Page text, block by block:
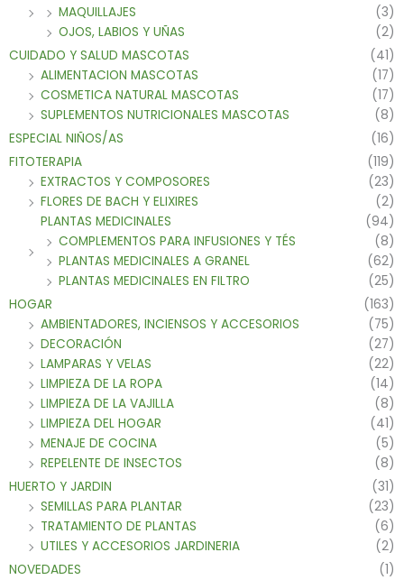
MAQUILLAJES
(3)
OJOS, LABIOS Y UÑAS
(2)
CUIDADO Y SALUD MASCOTAS
(41)
ALIMENTACION MASCOTAS
(17)
COSMETICA NATURAL MASCOTAS
(17)
SUPLEMENTOS NUTRICIONALES MASCOTAS
(8)
ESPECIAL NIÑOS/AS
(16)
FITOTERAPIA
(119)
EXTRACTOS Y COMPOSORES
(23)
FLORES DE BACH Y ELIXIRES
(2)
PLANTAS MEDICINALES
(94)
COMPLEMENTOS PARA INFUSIONES Y TÉS
(8)
PLANTAS MEDICINALES A GRANEL
(62)
PLANTAS MEDICINALES EN FILTRO
(25)
HOGAR
(163)
AMBIENTADORES, INCIENSOS Y ACCESORIOS
(75)
DECORACIÓN
(27)
LAMPARAS Y VELAS
(22)
LIMPIEZA DE LA ROPA
(14)
LIMPIEZA DE LA VAJILLA
(8)
LIMPIEZA DEL HOGAR
(41)
MENAJE DE COCINA
(5)
REPELENTE DE INSECTOS
(8)
HUERTO Y JARDIN
(31)
SEMILLAS PARA PLANTAR
(23)
TRATAMIENTO DE PLANTAS
(6)
UTILES Y ACCESORIOS JARDINERIA
(2)
NOVEDADES
(1)